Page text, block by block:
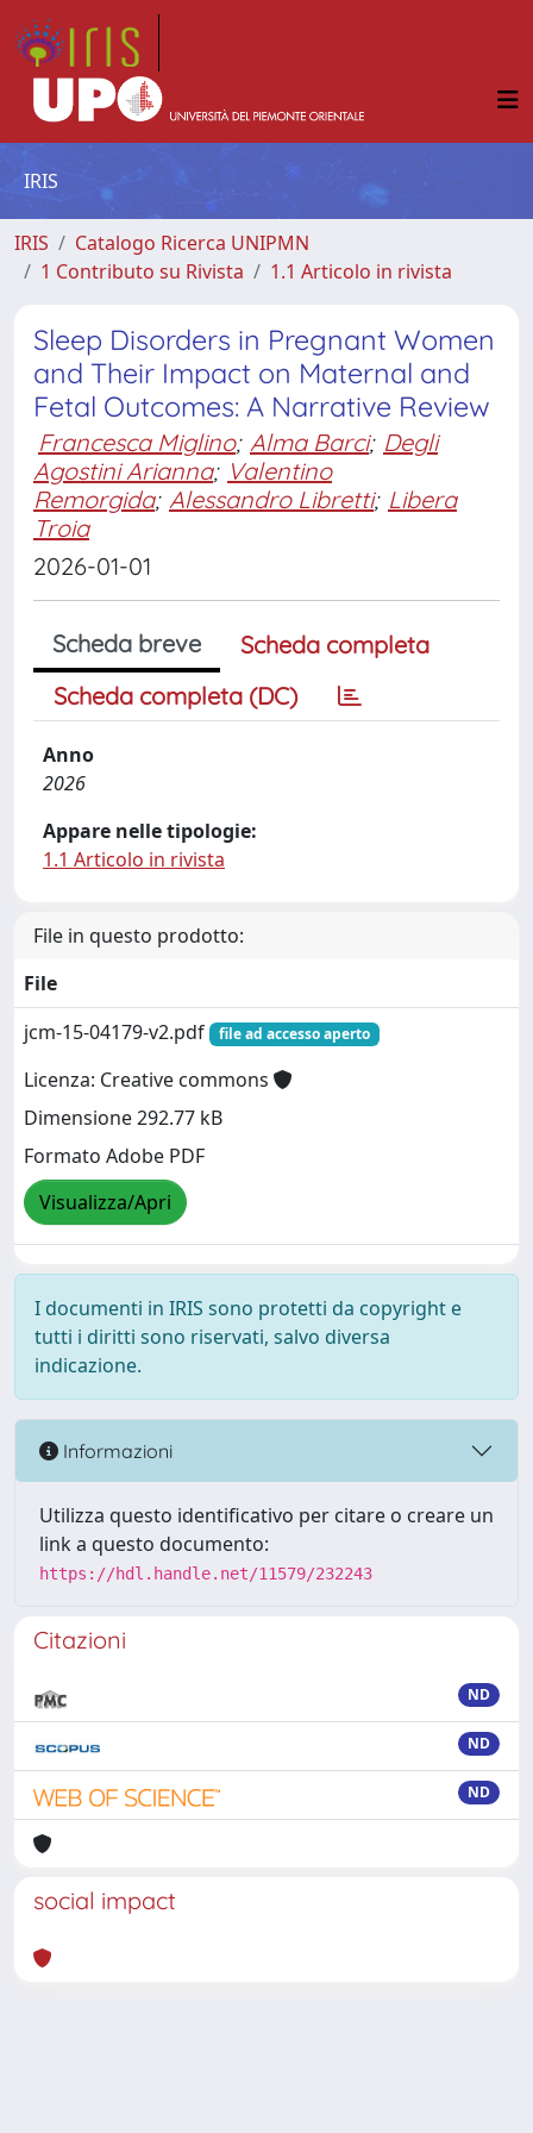
IRIS
IRIS
Catalogo Ricerca UNIPMN
1 Contributo su Rivista
1.1 Articolo in rivista
Sleep Disorders in Pregnant Women
and Their Impact on Maternal and
Fetal Outcomes: A Narrative Review
Francesca Miglino; Alma Barci; Degli
Agostini Arianna; Valentino
Remorgida; Alessandro Libretti; Libera
Troia
2026-01-01
Scheda breve
Scheda completa
Scheda completa (DC)
Anno
2026
Appare nelle tipologie:
1.1 Articolo in rivista
File in questo prodotto:
File
jcm-15-04179-v2.pdf
file ad accesso aperto
Licenza: Creative commons
Dimensione 292.77 kB
Formato Adobe PDF
Visualizza/Apri
I documenti in IRIS sono protetti da copyright e
tutti i diritti sono riservati, salvo diversa
indicazione.
Informazioni
Utilizza questo identificativo per citare o creare un
link a questo documento:
https://hdl.handle.net/11579/232243
Citazioni
ND
ND
ND
social impact